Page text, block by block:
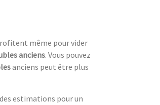
même pour vider
anciens. Vous pouvez
anciens peut être plus
estimations pour un